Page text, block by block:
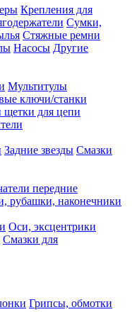
Крепления для
Сумки,
Стяжные ремни
Насосы Другие
Мультитулы
ключи/станки
для цепи
Задние звезды Смазки
передние
рубашки, наконечники
Оси, эксцентрики
Смазки для
Грипсы, обмотки